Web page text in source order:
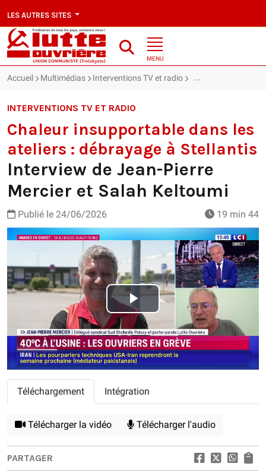
LES AUTRES SITES
MENU
Accueil Multimédias Interventions TV et radio Chaleur
INTERVENTIONS TV ET RADIO
Chaleur insupportable dans les
ateliers : débrayage à Stellantis
Interview de Jean-Pierre
Mercier et Salah Keltoumi
Publié le 24/06/2026 19 min 44
Play
Video
Téléchargement Intégration
Télécharger la vidéo Télécharger l'audio
PARTAGER